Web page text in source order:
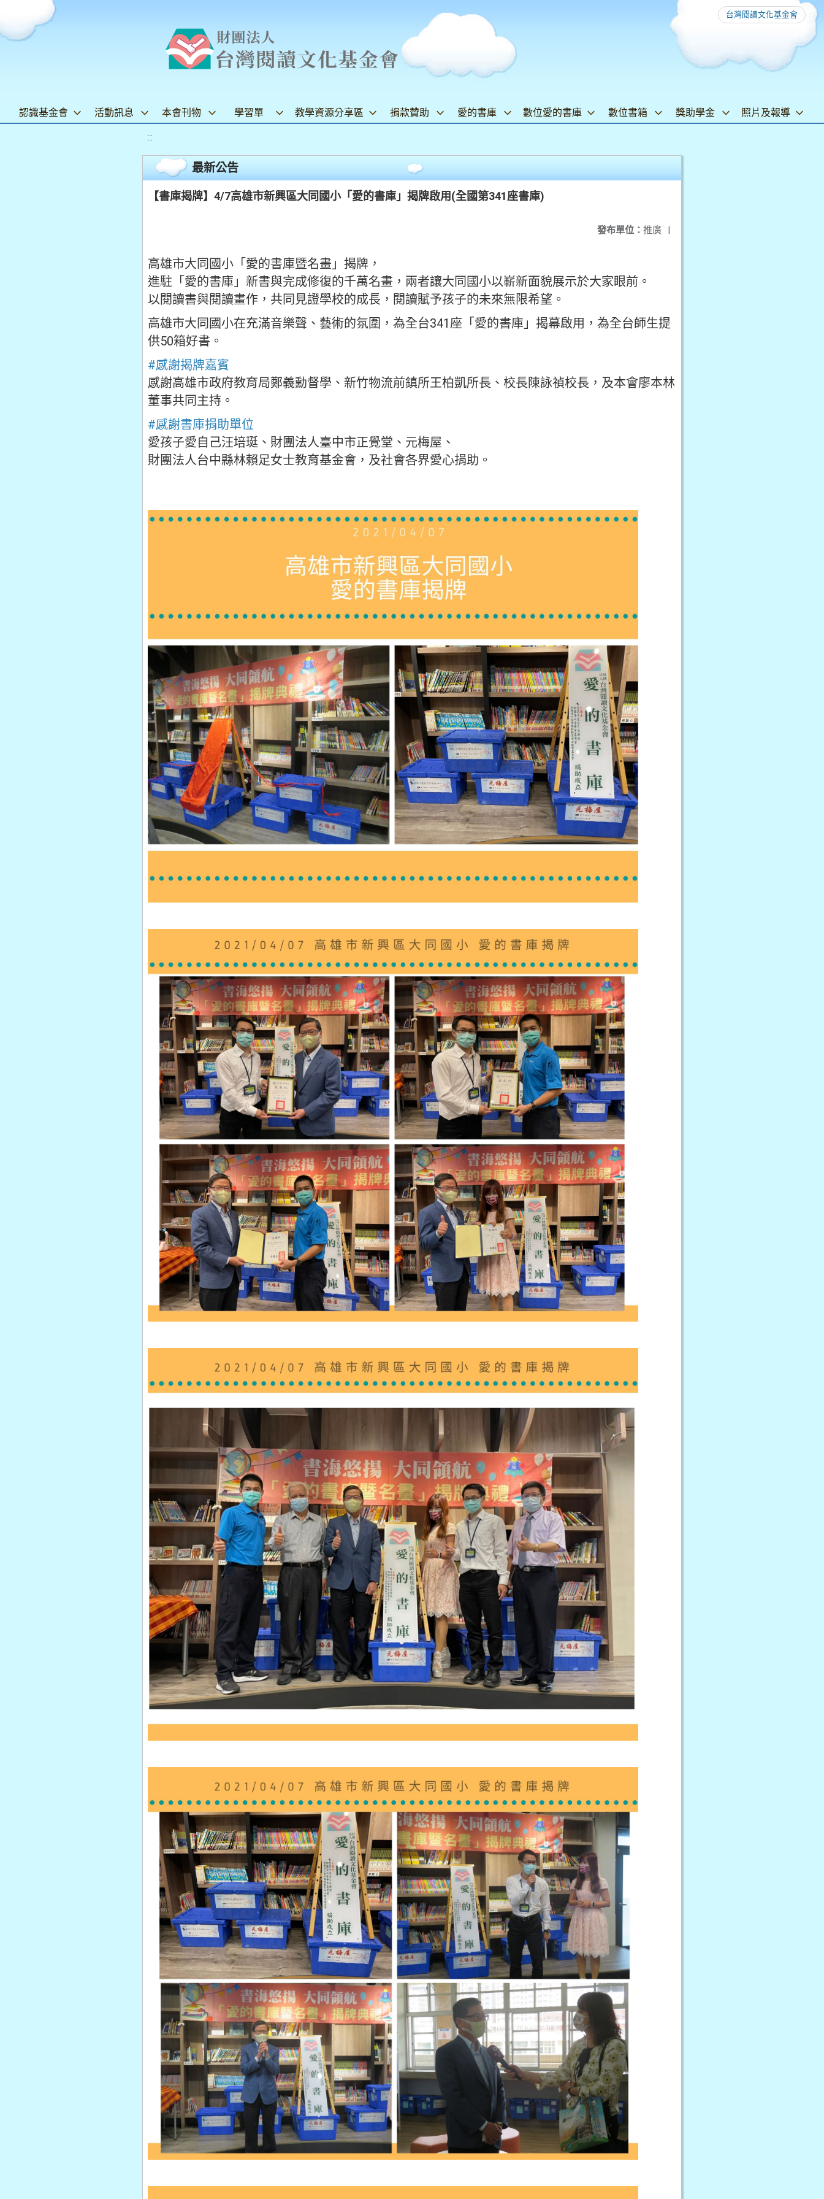
台灣閱讀文化基金會
認識基金會 活動訊息 本會刊物 學習單 教學資源分享區 捐款贊助 愛的書庫 數位愛的書庫 數位書箱 獎助學金 照片及報導
:::
最新公告
【書庫揭牌】4/7高雄市新興區大同國小「愛的書庫」揭牌啟用(全國第341座書庫)
發布單位： 推廣 |
高雄市大同國小「愛的書庫暨名畫」揭牌，
進駐「愛的書庫」新書與完成修復的千萬名畫，兩者讓大同國小以嶄新面貌展示於大家眼前。
以閱讀書與閱讀畫作，共同見證學校的成長，閱讀賦予孩子的未來無限希望。
高雄市大同國小在充滿音樂聲、藝術的氛圍，為全台341座「愛的書庫」揭幕啟用，為全台師生提
供50箱好書。
#感謝揭牌嘉賓
感謝高雄市政府教育局鄭義勳督學、新竹物流前鎮所王柏凱所長、校長陳詠禎校長，及本會廖本林
董事共同主持。
#感謝書庫捐助單位
愛孩子愛自己汪培珽、財團法人臺中市正覺堂、元梅屋、
財團法人台中縣林賴足女士教育基金會，及社會各界愛心捐助。